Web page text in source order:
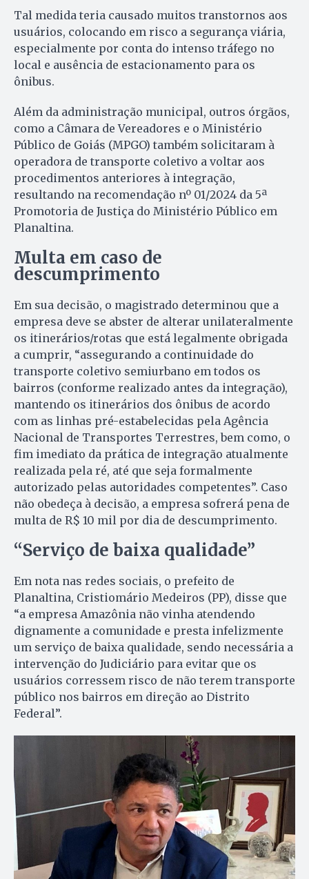
Tal medida teria causado muitos transtornos aos
usuários, colocando em risco a segurança viária,
especialmente por conta do intenso tráfego no
local e ausência de estacionamento para os
ônibus.
Além da administração municipal, outros órgãos,
como a Câmara de Vereadores e o Ministério
Público de Goiás (MPGO) também solicitaram à
operadora de transporte coletivo a voltar aos
procedimentos anteriores à integração,
resultando na recomendação nº 01/2024 da 5ª
Promotoria de Justiça do Ministério Público em
Planaltina.
Multa em caso de
descumprimento
Em sua decisão, o magistrado determinou que a
empresa deve se abster de alterar unilateralmente
os itinerários/rotas que está legalmente obrigada
a cumprir, “assegurando a continuidade do
transporte coletivo semiurbano em todos os
bairros (conforme realizado antes da integração),
mantendo os itinerários dos ônibus de acordo
com as linhas pré-estabelecidas pela Agência
Nacional de Transportes Terrestres, bem como, o
fim imediato da prática de integração atualmente
realizada pela ré, até que seja formalmente
autorizado pelas autoridades competentes”. Caso
não obedeça à decisão, a empresa sofrerá pena de
multa de R$ 10 mil por dia de descumprimento.
“Serviço de baixa qualidade”
Em nota nas redes sociais, o prefeito de
Planaltina, Cristiomário Medeiros (PP), disse que
“a empresa Amazônia não vinha atendendo
dignamente a comunidade e presta infelizmente
um serviço de baixa qualidade, sendo necessária a
intervenção do Judiciário para evitar que os
usuários corressem risco de não terem transporte
público nos bairros em direção ao Distrito
Federal”.